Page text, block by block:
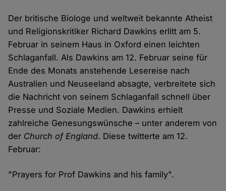
Der britische Biologe und weltweit bekannte Atheist
und Religionskritiker Richard Dawkins erlitt am 5.
Februar in seinem Haus in Oxford einen leichten
Schlaganfall. Als Dawkins am 12. Februar seine für
Ende des Monats anstehende Lesereise nach
Australien und Neuseeland absagte, verbreitete sich
die Nachricht von seinem Schlaganfall schnell über
Presse und Soziale Medien. Dawkins erhielt
zahlreiche Genesungswünsche – unter anderem von
der Church of England. Diese twitterte am 12.
Februar:
"Prayers for Prof Dawkins and his family".